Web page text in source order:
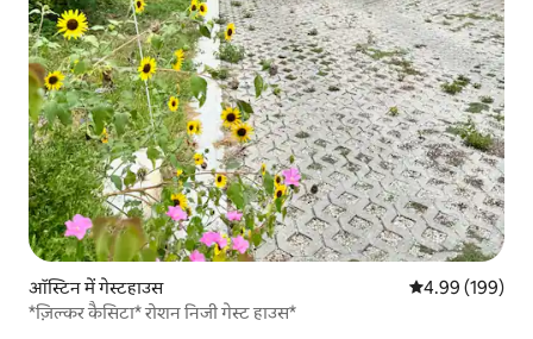
ऑस्टिन में गेस्टहाउस औसत रेटिंग 5 में से
4.99 (199)
*ज़िल्कर कैसिटा* रोशन निजी गेस्ट हाउस*